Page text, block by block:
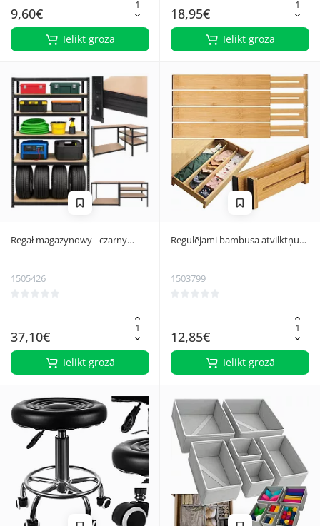
9,60€
Ielikt grozā
18,95€
Ielikt grozā
Regał magazynowy - czarny
1505426
37,10€
Ielikt grozā
Regulējami bambusa atvilktņu
1503799
12,85€
Ielikt grozā